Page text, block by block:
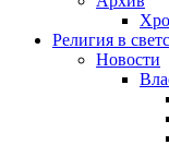
Религия в
Новости